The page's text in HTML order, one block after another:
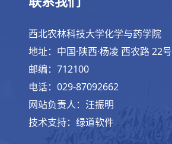
西北农林科技大学化学与药学院
地址：中国·陕西·杨凌 西农路 22号
邮编：712100
电话：029-87092662
网站负责人：汪振明
技术支持：绿道软件